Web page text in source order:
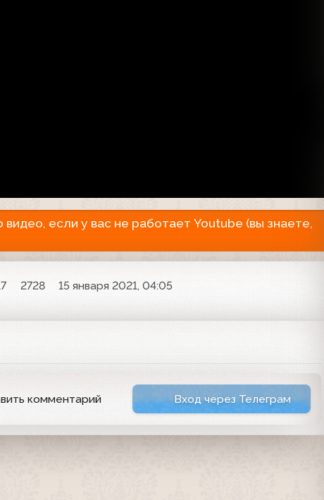
если у вас не работает Youtube (вы знаете,
2728
15 января 2021, 04:05
комментарий Вход через Телеграм